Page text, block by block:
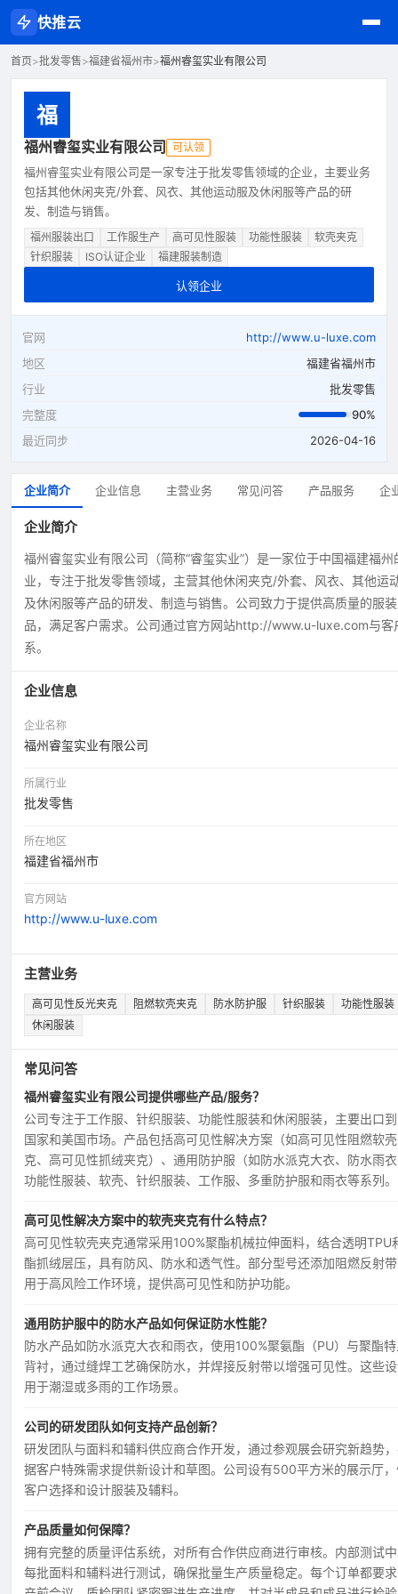
快推云
首页>批发零售>福建省福州市>福州睿玺实业有限公司
福
福州睿玺实业有限公司 可认领
福州睿玺实业有限公司是一家专注于批发零售领域的企业，主要业务
包括其他休闲夹克/外套、风衣、其他运动服及休闲服等产品的研
发、制造与销售。
福州服装出口 工作服生产 高可见性服装 功能性服装
软壳夹克
针织服装
ISO认证企业 福建服装制造
认领企业
官网
http://www.u-luxe.com
地区
福建省福州市
行业
批发零售
完整度
90%
最近同步
2026-04-16
企业简介 企业信息 主营业务 常见问答 产品服务 企
企业简介
福州睿玺实业有限公司（简称“睿玺实业”）是一家位于中国福建福州
业，专注于批发零售领域，主营其他休闲夹克/外套、风衣、其他运
及休闲服等产品的研发、制造与销售。公司致力于提供高质量的服
品，满足客户需求。公司通过官方网站http://www.u-luxe.com与客
系。
企业信息
企业名称
福州睿玺实业有限公司
所属行业
批发零售
所在地区
福建省福州市
官方网站
http://www.u-luxe.com
主营业务
高可见性反光夹克 阻燃软壳夹克 防水防护服 针织服装
功能性服装
休闲服装
常见问答
福州睿玺实业有限公司提供哪些产品/服务？
公司专注于工作服、针织服装、功能性服装和休闲服装，主要出口
国家和美国市场。产品包括高可见性解决方案（如高可见性阻燃软
克、高可见性抓绒夹克）、通用防护服（如防水派克大衣、防水雨
功能性服装、软壳、针织服装、工作服、多重防护服和雨衣等系列。
高可见性解决方案中的软壳夹克有什么特点？
高可见性软壳夹克通常采用100%聚酯机械拉伸面料，结合透明TPU
酯抓绒层压，具有防风、防水和透气性。部分型号还添加阻燃反射
用于高风险工作环境，提供高可见性和防护功能。
通用防护服中的防水产品如何保证防水性能？
防水产品如防水派克大衣和雨衣，使用100%聚氨酯（PU）与聚酯
背衬，通过缝焊工艺确保防水，并焊接反射带以增强可见性。这些
用于潮湿或多雨的工作场景。
公司的研发团队如何支持产品创新？
研发团队与面料和辅料供应商合作开发，通过参观展会研究新趋势
据客户特殊需求提供新设计和草图。公司设有500平方米的展示厅
客户选择和设计服装及辅料。
产品质量如何保障？
拥有完整的质量评估系统，对所有合作供应商进行审核。内部测试
每批面料和辅料进行测试，确保批量生产质量稳定。每个订单都要